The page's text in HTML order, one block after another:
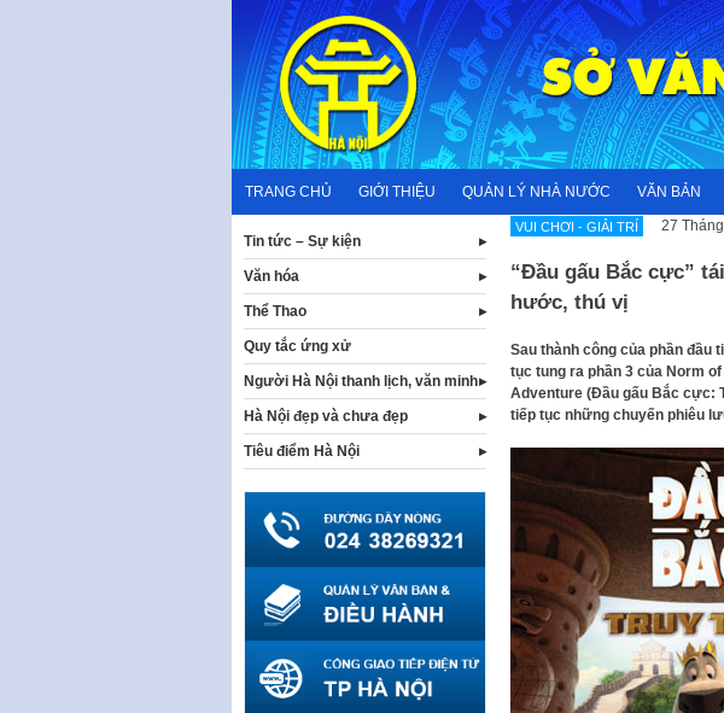
content
TRANG CHỦ GIỚI THIỆU QUẢN LÝ NHÀ NƯỚC VĂN BẢN
VUI CHƠI - GIẢI TRÍ 27
“Đầu gấu Bắc cực”
hước, thú vị
Sau thành công của phần đầu
tục tung ra phần 3 của Norm
Adventure (Đầu gấu Bắc cực:
tiếp tục những chuyến phiêu
Tin tức – Sự kiện
Văn hóa
Thể Thao
Quy tắc ứng xử
Người Hà Nội thanh lịch, văn minh
Hà Nội đẹp và chưa đẹp
Tiêu điểm Hà Nội